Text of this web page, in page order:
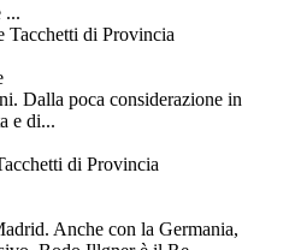
...
Dalla poca considerazione in
e di...
Anche con la Germania,